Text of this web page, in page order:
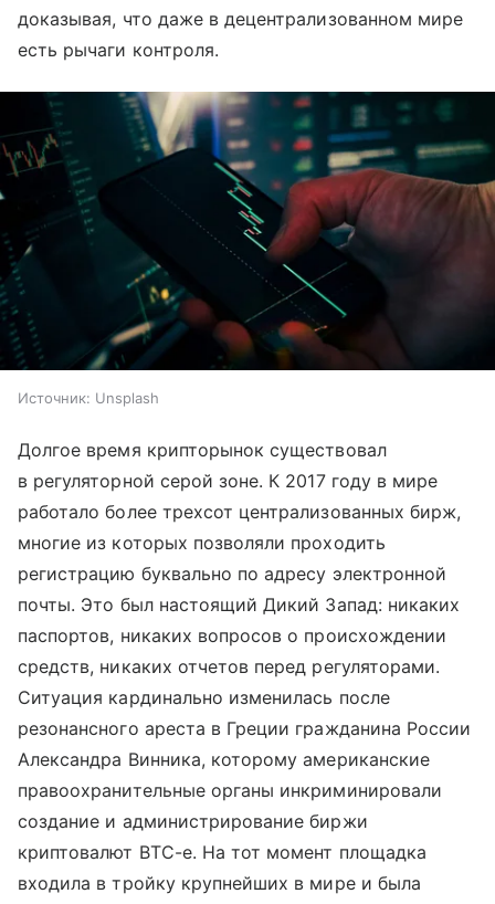
доказывая, что даже в децентрализованном мире
есть рычаги контроля.
Источник: Unsplash
Долгое время крипторынок существовал
в регуляторной серой зоне. К 2017 году в мире
работало более трехсот централизованных бирж,
многие из которых позволяли проходить
регистрацию буквально по адресу электронной
почты. Это был настоящий Дикий Запад: никаких
паспортов, никаких вопросов о происхождении
средств, никаких отчетов перед регуляторами.
Ситуация кардинально изменилась после
резонансного ареста в Греции гражданина России
Александра Винника, которому американские
правоохранительные органы инкриминировали
создание и администрирование биржи
криптовалют BTC-e. На тот момент площадка
входила в тройку крупнейших в мире и была